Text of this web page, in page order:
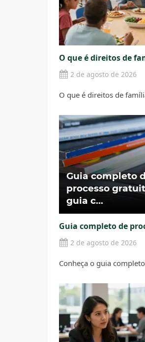
O que é direitos de
2 de agosto de 2026
O que é direitos de
Guia completo de
2 de agosto de 2026
Conheça o guia